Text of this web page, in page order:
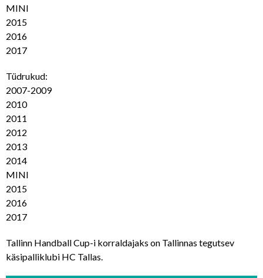
MINI
2015
2016
2017
Tüdrukud:
2007-2009
2010
2011
2012
2013
2014
MINI
2015
2016
2017
Tallinn Handball Cup-i korraldajaks on Tallinnas tegutsev
käsipalliklubi HC Tallas.